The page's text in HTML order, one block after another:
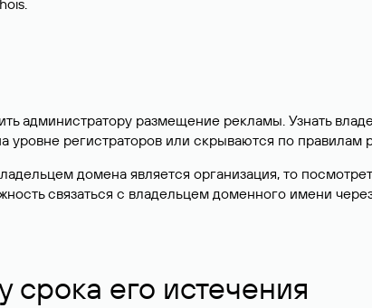
администратору размещение рекламы. Узнать
уровне регистраторов или скрываются по правилам
домена является организация, то
связаться с владельцем доменного имени
срока его истечения